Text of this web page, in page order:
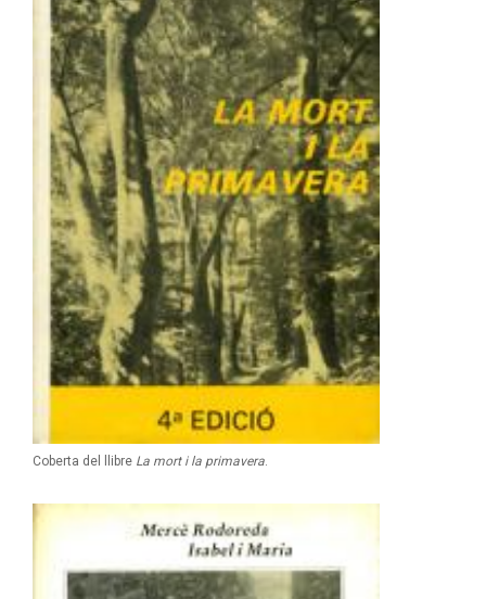
Coberta del llibre La mort i la primavera